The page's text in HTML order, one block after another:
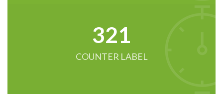
321
COUNTER LABEL